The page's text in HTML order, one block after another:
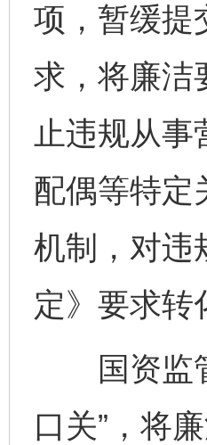
项，暂缓提
求，将廉洁
止违规从
配偶等特定
机制，对违
定》要求转
国资监管
口关”，将